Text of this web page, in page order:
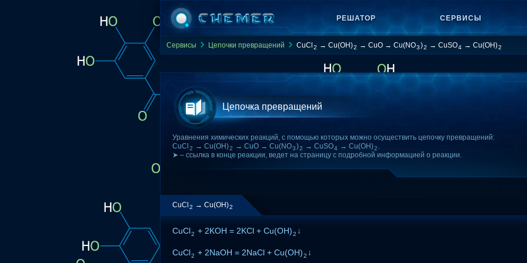
РЕШАТОР СЕРВИСЫ
Сервисы Цепочки превращений CuCl 2 → Cu(OH)2 → CuO → Cu(NO3)2 → CuSO4 → Cu(OH)2
Цепочка превращений
Уравнения химических реакций, с помощью которых можно осуществить цепочку превращений:
CuCl 2 → Cu(OH)2 → CuO → Cu(NO3)2 → CuSO4 → Cu(OH)2 .
➤ – ссылка в конце реакции, ведет на страницу с подробной информацией о реакции.
CuCl 2 → Cu(OH)2
CuCl2 + 2KOH = 2KCl + Cu(OH)2 ↓
CuCl2 + 2NaOH = 2NaCl + Cu(OH)2 ↓